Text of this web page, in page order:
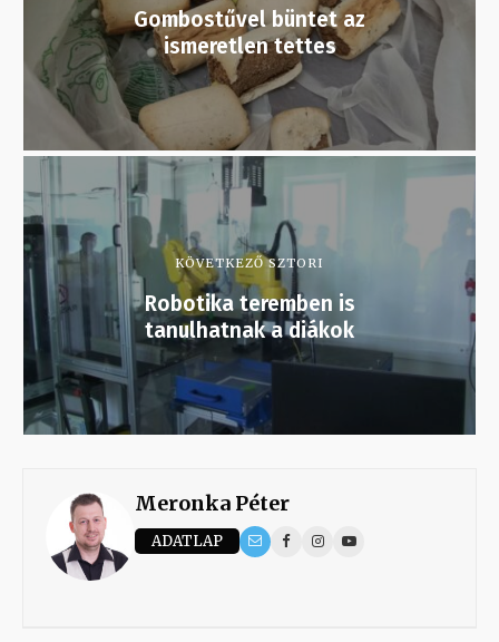
Gombostűvel büntet az
ismeretlen tettes
KÖVETKEZŐ SZTORI
Robotika teremben is
tanulhatnak a diákok
Meronka Péter
ADATLAP